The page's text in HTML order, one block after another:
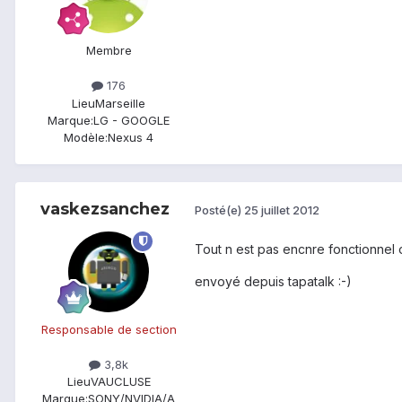
Membre
176
LieuMarseille
Marque:LG - GOOGLE
Modèle:Nexus 4
vaskezsanchez
Responsable de section
3,8k
LieuVAUCLUSE
Marque:SONY/NVIDIA/A
Posté(e) 25 juillet 2012
Tout n est pas encnre fonctionnel
envoyé depuis tapatalk :-)